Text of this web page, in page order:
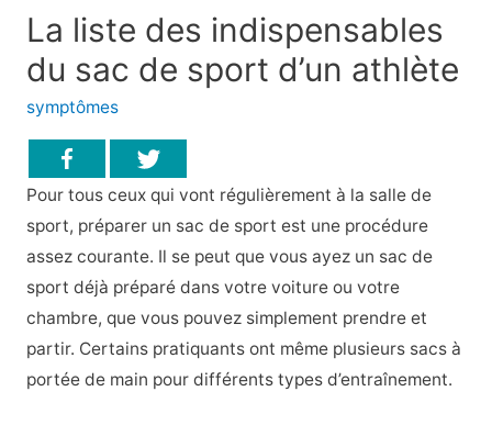
La liste des indispensables
du sac de sport d’un athlète
symptômes
Pour tous ceux qui vont régulièrement à la salle de
sport, préparer un sac de sport est une procédure
assez courante. Il se peut que vous ayez un sac de
sport déjà préparé dans votre voiture ou votre
chambre, que vous pouvez simplement prendre et
partir. Certains pratiquants ont même plusieurs sacs à
portée de main pour différents types d’entraînement.